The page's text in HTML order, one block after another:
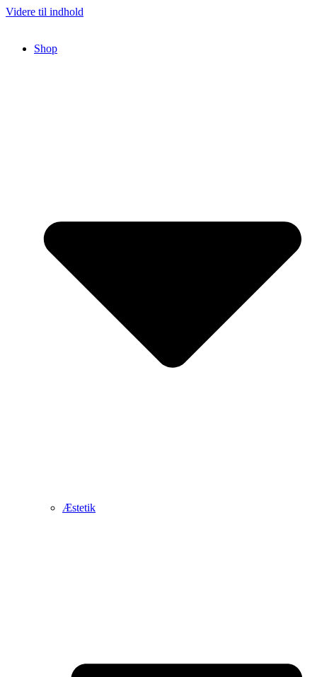
Videre til indhold
Shop
Æstetik